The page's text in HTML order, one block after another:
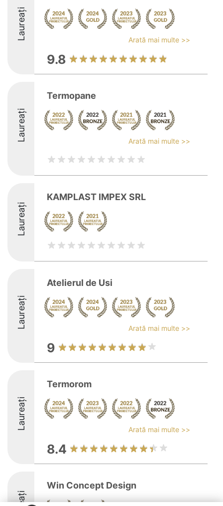
Laureați Arată mai multe >>
9.8
Laureați
Termopane
Arată mai multe >>
Laureați
KAMPLAST IMPEX SRL
Laureați
Atelierul de Usi
Arată mai multe >>
9
Laureați
Termorom
Arată mai multe >>
8.4
Win Concept Design